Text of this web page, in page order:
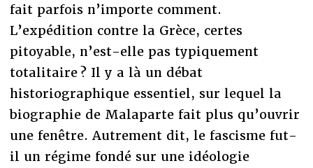
fait parfois n’importe comment.
L’expédition contre la Grèce, certes
pitoyable, n’est-elle pas typiquement
totalitaire ? Il y a là un débat
historiographique essentiel, sur lequel la
biographie de Malaparte fait plus qu’ouvrir
une fenêtre. Autrement dit, le fascisme fut-
il un régime fondé sur une idéologie